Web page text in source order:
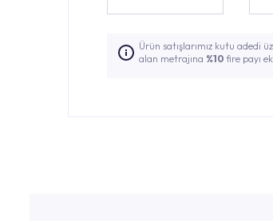
Ürün satışlarımız kutu adedi
alan metrajına %10 fire payı